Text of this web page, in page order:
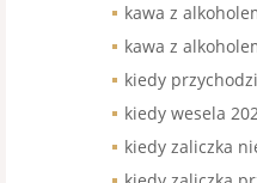
kawa z
kawa z
kiedy
kiedy wesela
kiedy zaliczka